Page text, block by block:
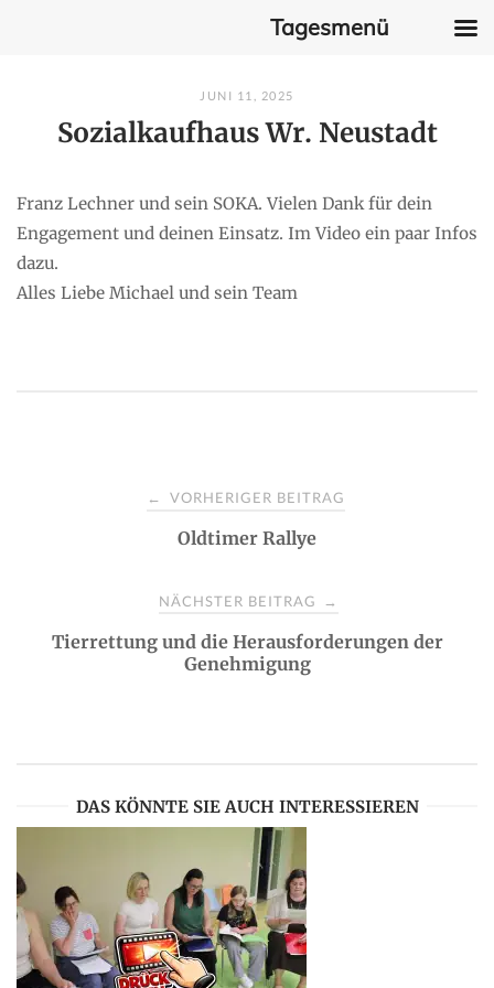
content
JUNI 11, 2025
Sozialkaufhaus Wr. Neustadt
Franz Lechner und sein SOKA. Vielen Dank für dein
Engagement und deinen Einsatz. Im Video ein paar Infos
dazu.
Alles Liebe Michael und sein Team
v
i
g
← VORHERIGER BEITRAG
Oldtimer Rallye
NÄCHSTER BEITRAG →
Tierrettung und die Herausforderungen der
Genehmigung
DAS KÖNNTE SIE AUCH INTERESSIEREN
Tagesmenü